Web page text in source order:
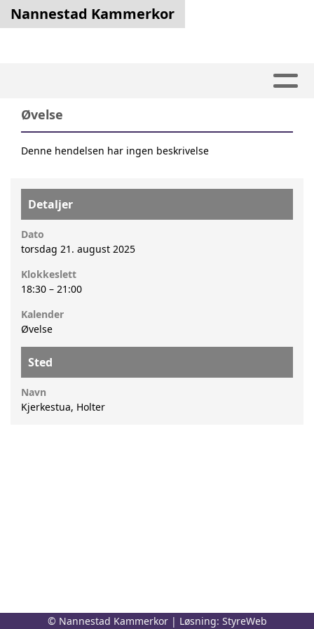
Nannestad Kammerkor
Øvelse
Denne hendelsen har ingen beskrivelse
Detaljer
Dato
torsdag 21. august 2025
Klokkeslett
18:30 – 21:00
Kalender
Øvelse
Sted
Navn
Kjerkestua, Holter
© Nannestad Kammerkor | Løsning: StyreWeb